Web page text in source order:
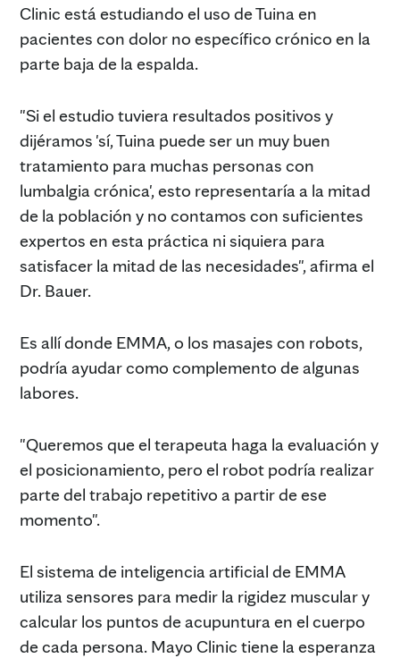
Clinic está estudiando el uso de Tuina en
pacientes con dolor no específico crónico en la
parte baja de la espalda.
"Si el estudio tuviera resultados positivos y
dijéramos 'sí, Tuina puede ser un muy buen
tratamiento para muchas personas con
lumbalgia crónica', esto representaría a la mitad
de la población y no contamos con suficientes
expertos en esta práctica ni siquiera para
satisfacer la mitad de las necesidades", afirma el
Dr. Bauer.
Es allí donde EMMA, o los masajes con robots,
podría ayudar como complemento de algunas
labores.
"Queremos que el terapeuta haga la evaluación y
el posicionamiento, pero el robot podría realizar
parte del trabajo repetitivo a partir de ese
momento".
El sistema de inteligencia artificial de EMMA
utiliza sensores para medir la rigidez muscular y
calcular los puntos de acupuntura en el cuerpo
de cada persona. Mayo Clinic tiene la esperanza